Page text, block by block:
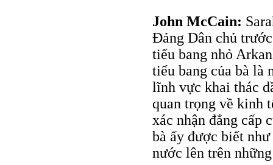
John McCain:
Đảng Dân chủ
tiểu bang nhỏ
tiểu bang của bà là
lĩnh vực khai thác
quan trọng về kinh
xác nhận đẳng cấp
bà ấy được biết
nước lên trên